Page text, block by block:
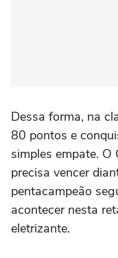
Dessa forma, na
80 pontos e
simples empate. O
precisa vencer
pentacampeão
acontecer nesta
eletrizante.